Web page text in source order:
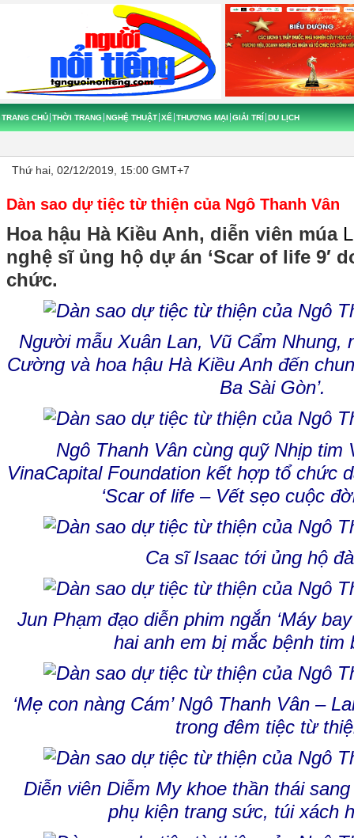
TRANG CHỦ THỜI TRANG NGHỆ THUẬT XẾ THƯƠNG MẠI GIẢI TRÍ DU LỊCH
Thứ hai, 02/12/2019, 15:00 GMT+7
Dàn sao dự tiệc từ thiện của Ngô Thanh Vân
Hoa hậu Hà Kiều Anh, diễn viên múa
nghệ sĩ ủng hộ dự án ‘Scar of life 9′
chức.
Người mẫu Xuân Lan, Vũ Cẩm Nhung,
Cường và hoa hậu Hà Kiều Anh đến
Ba Sài Gòn’.
Ngô Thanh Vân cùng quỹ Nhịp tim
VinaCapital Foundation kết hợp tổ chức
‘Scar of life – Vết sẹo cuộc
Ca sĩIsaac tới ủng hộ
Jun Phạm đạo diễnphim ngắn ‘Máy
hai anh em bị mắc bệnh tim
‘Mẹ con nàng Cám’ Ngô Thanh Vân –
trong đêm tiệc từ
Diễn viên Diễm Mykhoe thần thái
phụ kiện trang sức, túi xách